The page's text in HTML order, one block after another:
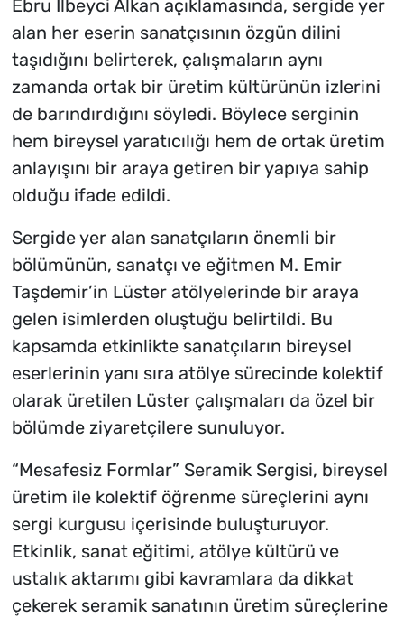
Ebru İlbeyci Alkan açıklamasında, sergide yer
alan her eserin sanatçısının özgün dilini
taşıdığını belirterek, çalışmaların aynı
zamanda ortak bir üretim kültürünün izlerini
de barındırdığını söyledi. Böylece serginin
hem bireysel yaratıcılığı hem de ortak üretim
anlayışını bir araya getiren bir yapıya sahip
olduğu ifade edildi.
Sergide yer alan sanatçıların önemli bir
bölümünün, sanatçı ve eğitmen M. Emir
Taşdemir’in Lüster atölyelerinde bir araya
gelen isimlerden oluştuğu belirtildi. Bu
kapsamda etkinlikte sanatçıların bireysel
eserlerinin yanı sıra atölye sürecinde kolektif
olarak üretilen Lüster çalışmaları da özel bir
bölümde ziyaretçilere sunuluyor.
“Mesafesiz Formlar” Seramik Sergisi, bireysel
üretim ile kolektif öğrenme süreçlerini aynı
sergi kurgusu içerisinde buluşturuyor.
Etkinlik, sanat eğitimi, atölye kültürü ve
ustalık aktarımı gibi kavramlara da dikkat
çekerek seramik sanatının üretim süreçlerine